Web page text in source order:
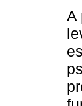
A